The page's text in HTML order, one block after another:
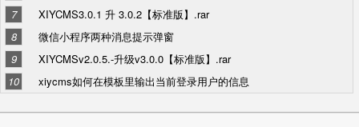
7
XIYCMS3.0.1 升 3.0.2【标准版】.rar
8
微信小程序两种消息提示弹窗
9
XIYCMSv2.0.5.-升级v3.0.0【标准版】.rar
10
xiycms如何在模板里输出当前登录用户的信息